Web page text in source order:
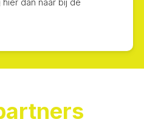
hier dan naar bij de